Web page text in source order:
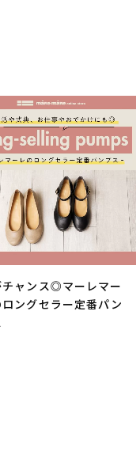
チャンス◎マーレマー
ロングセラー定番パン
る